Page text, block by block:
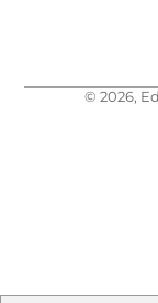
© 2026,